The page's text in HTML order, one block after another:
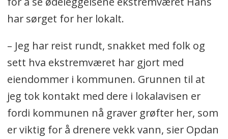
har sørget for her lokalt.
– Jeg har reist rundt, snakket med folk og
sett hva ekstremværet har gjort med
eiendommer i kommunen. Grunnen til at
jeg tok kontakt med dere i lokalavisen er
fordi kommunen nå graver grøfter her, som
er viktig for å drenere vekk vann, sier Opdan